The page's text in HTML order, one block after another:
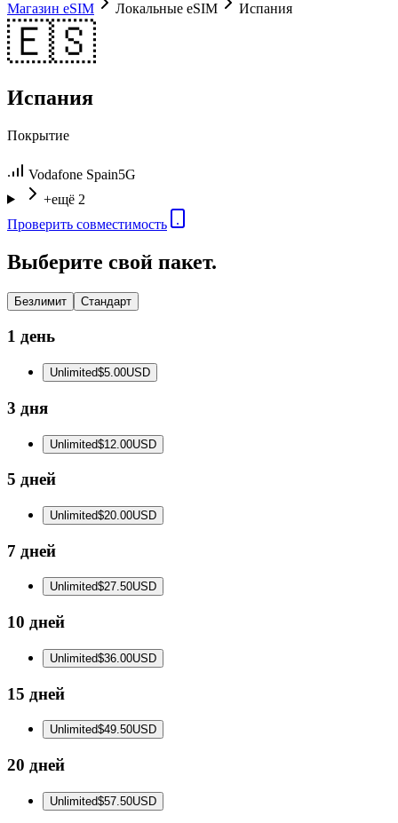
Магазин eSIM Локальные eSIM Испания
🇪🇸
Испания
Покрытие
Vodafone Spain5G
+ещё 2
Проверить совместимость
Выберите свой пакет.
Безлимит Стандарт
1 день
Unlimited$5.00USD
3 дня
Unlimited$12.00USD
5 дней
Unlimited$20.00USD
7 дней
Unlimited$27.50USD
10 дней
Unlimited$36.00USD
15 дней
Unlimited$49.50USD
20 дней
Unlimited$57.50USD